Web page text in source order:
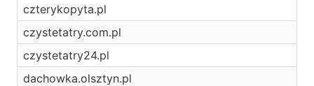
czterykopyta.pl
czystetatry.com.pl
czystetatry24.pl
dachowka.olsztyn.pl